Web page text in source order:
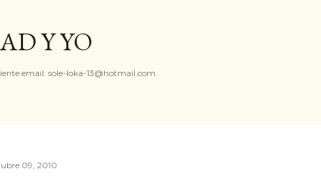
Y YO
email: sole-loka-13@hotmail.com
09, 2010